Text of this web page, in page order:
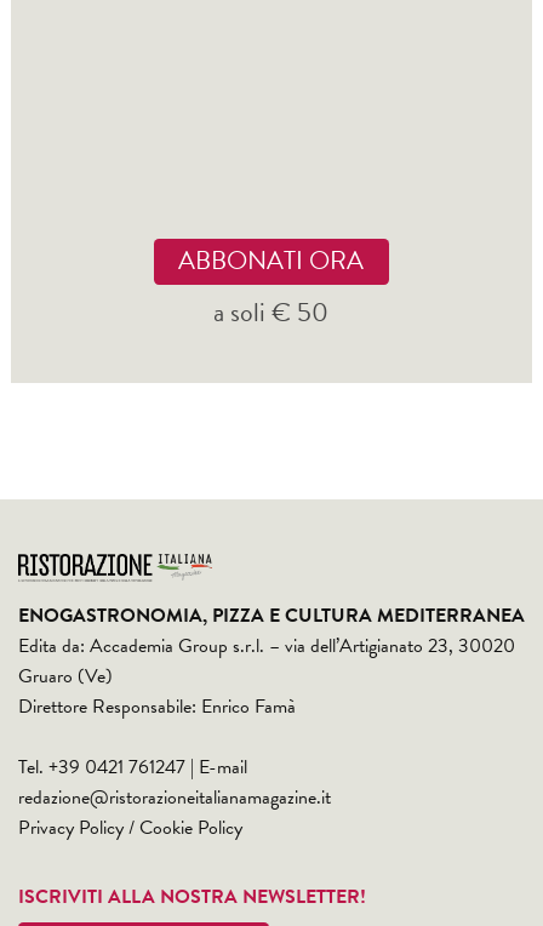
ABBONATI ORA
a soli € 50
ENOGASTRONOMIA, PIZZA E CULTURA MEDITERRANEA
Edita da: Accademia Group s.r.l. – via dell’Artigianato 23, 30020
Gruaro (Ve)
Direttore Responsabile: Enrico Famà
Tel. +39 0421 761247 | E-mail
redazione@ristorazioneitalianamagazine.it
Privacy Policy/Cookie Policy
ISCRIVITI ALLA NOSTRA NEWSLETTER!